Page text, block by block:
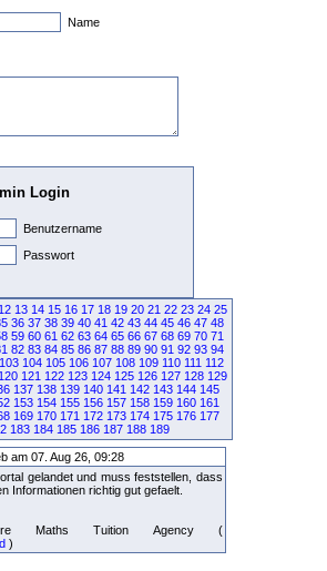
Name
Login
Benutzername
Passwort
12 13 14 15 16 17 18 19 20 21 22 23 24 25
36 37 38 39 40 41 42 43 44 45 46 47 48
59 60 61 62 63 64 65 66 67 68 69 70 71
82 83 84 85 86 87 88 89 90 91 92 93 94
103 104 105 106 107 108 109 110 111 112
120 121 122 123 124 125 126 127 128 129
137 138 139 140 141 142 143 144 145
153 154 155 156 157 158 159 160 161
169 170 171 172 173 174 175 176 177
183 184 185 186 187 188 189
am 07. Aug 26, 09:28
gelandet und muss feststellen, dass
Informationen richtig gut gefaelt.
Maths Tuition Agency (
)